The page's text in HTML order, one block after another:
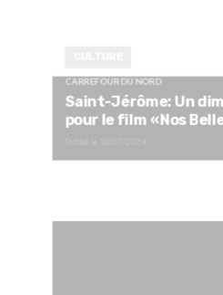
CARREFOUR DU NORD
Saint-Jérôme: Un
pour le film «Nos